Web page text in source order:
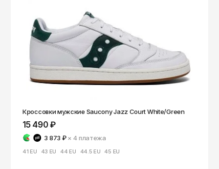
Кроссовки мужские Saucony Jazz Court White/Green
15 490 ₽
3 873 ₽ × 4платежа
41 EU 43 EU 44 EU 44.5 EU 45 EU
Элиста
Южно-Сахалинск
Ярославль